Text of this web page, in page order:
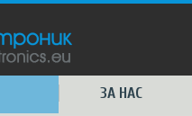
ЗА НАС